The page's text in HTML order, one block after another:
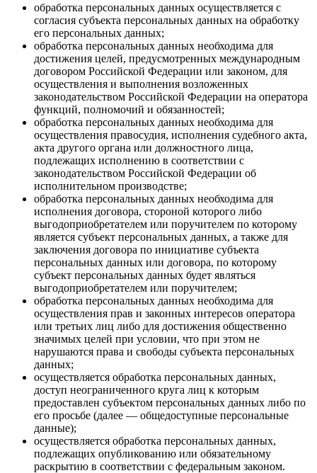
обработка персональных данных осуществляется с
согласия субъекта персональных данных на обработку
его персональных данных;
обработка персональных данных необходима для
достижения целей, предусмотренных международным
договором Российской Федерации или законом, для
осуществления и выполнения возложенных
законодательством Российской Федерации на оператора
функций, полномочий и обязанностей;
обработка персональных данных необходима для
осуществления правосудия, исполнения судебного акта,
акта другого органа или должностного лица,
подлежащих исполнению в соответствии с
законодательством Российской Федерации об
исполнительном производстве;
обработка персональных данных необходима для
исполнения договора, стороной которого либо
выгодоприобретателем или поручителем по которому
является субъект персональных данных, а также для
заключения договора по инициативе субъекта
персональных данных или договора, по которому
субъект персональных данных будет являться
выгодоприобретателем или поручителем;
обработка персональных данных необходима для
осуществления прав и законных интересов оператора
или третьих лиц либо для достижения общественно
значимых целей при условии, что при этом не
нарушаются права и свободы субъекта персональных
данных;
осуществляется обработка персональных данных,
доступ неограниченного круга лиц к которым
предоставлен субъектом персональных данных либо по
его просьбе (далее — общедоступные персональные
данные);
осуществляется обработка персональных данных,
подлежащих опубликованию или обязательному
раскрытию в соответствии с федеральным законом.